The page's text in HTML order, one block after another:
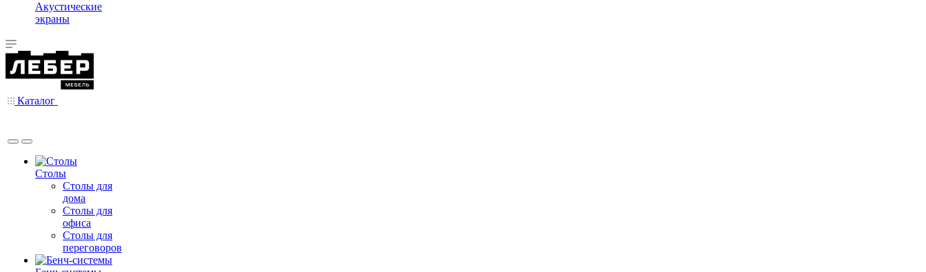
Акустические
экраны
Каталог
Столы
Столы для
дома
Столы для
офиса
Столы для
переговоров